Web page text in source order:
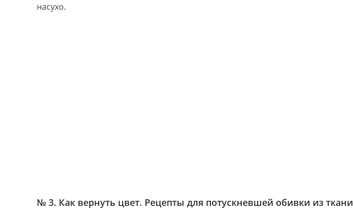
насухо.
№ 3. Как вернуть цвет. Рецепты для потускневшей обивки из ткани